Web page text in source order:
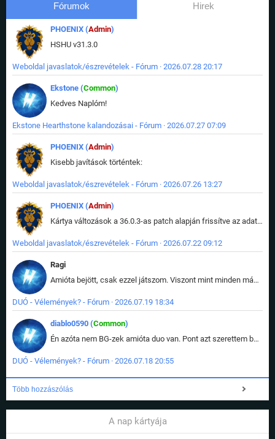
Fórumok Hirek
PHOENIX (Admin)
HSHU v31.3.0
Weboldal javaslatok/észrevételek - Fórum · 2026.07.28 20:17
Ekstone (Common)
Kedves Naplóm!
Ekstone Hearthstone kalandozásai - Fórum · 2026.07.27 07:09
PHOENIX (Admin)
Kisebb javítások történtek:
Weboldal javaslatok/észrevételek - Fórum · 2026.07.26 13:27
PHOENIX (Admin)
Kártya változások a 36.0.3-as patch alapján frissítve az adatbázisban (képek is cserélve).
Weboldal javaslatok/észrevételek - Fórum · 2026.07.22 09:12
Ragi
Amióta bejött, csak ezzel játszom. Viszont mint minden más - akár az alapjáték is, ez is baromira összetett lett. Néha már pár kör után is esélytelen az egész. Vagy irreállisan túltápol valaki, vagy lelép a partner, vagy csak hülye mint a segg. És amikor eljönne az én időm, na akkor jön el mindenki másé is. Engem jobban érdekelne, hogy ki milyen ratingen szokott játszani. Na ez lenne egy érdekes adat.
DUÓ - Vélemények? - Fórum · 2026.07.19 18:34
diablo0590 (Common)
Én azóta nem BG-zek amióta duo van. Pont azt szerettem benne, hogy rajtam múlik mi történik, nem pedig a társamon. Kérem vissza a régi BG-t :D
DUÓ - Vélemények? - Fórum · 2026.07.18 20:55
Több hozzászólás
A nap kártyája